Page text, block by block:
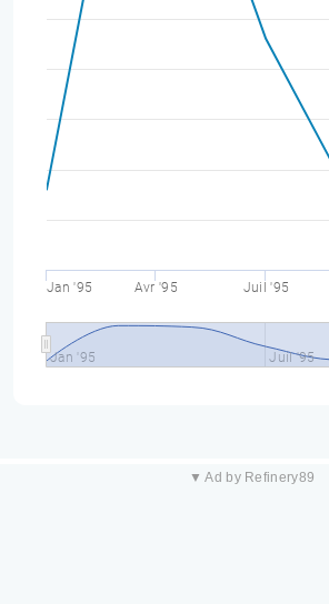
Jan '95 Avr '95 Juil '95
Jan '95 Juil '95
▼ Ad by Refinery89